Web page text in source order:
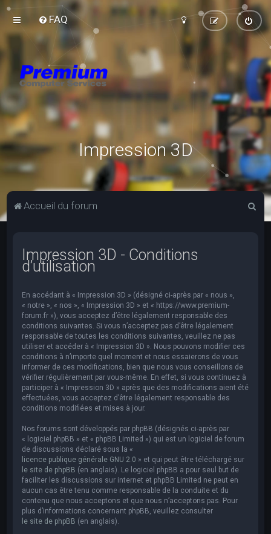
FAQ
Impression 3D
Accueil du forum
Impression 3D - Conditions
d’utilisation
En accédant à « Impression 3D » (désigné ci-après par « nous »,
« notre », « nos », « Impression 3D » et « https://www.premium-
forum.fr »), vous acceptez d’être légalement responsable des
conditions suivantes. Si vous n’acceptez pas d’être légalement
responsable de toutes les conditions suivantes, veuillez ne pas
utiliser et accéder à « Impression 3D ». Nous pouvons modifier ces
conditions à n’importe quel moment et nous essaierons de vous
informer de ces modifications, bien que nous vous conseillons de
vérifier régulièrement par vous-même. En effet, si vous continuez à
participer à « Impression 3D » après que des modifications aient été
effectuées, vous acceptez d’être légalement responsable des
conditions modifiées et mises à jour.
Nos forums sont développés par phpBB (désignés ci-après par
« logiciel phpBB » et « phpBB Limited ») qui est un logiciel de forum
de discussions déclaré sous la «
licence publique générale GNU 2.0 » et qui peut être téléchargé sur
le site de phpBB (en anglais). Le logiciel phpBB a pour seul but de
faciliter les discussions sur internet et phpBB Limited ne peut en
aucun cas être tenu comme responsable de la conduite et du
contenu que nous acceptons et que nous n’acceptons pas. Pour
plus d’informations concernant phpBB, veuillez consulter
le site de phpBB (en anglais).